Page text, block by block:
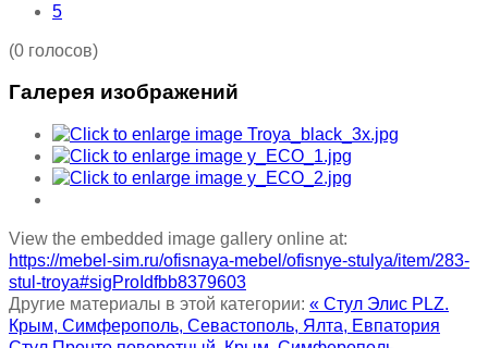
5
(0 голосов)
Галерея изображений
View the embedded image gallery online at:
https://mebel-sim.ru/ofisnaya-mebel/ofisnye-stulya/item/283-
stul-troya#sigProIdfbb8379603
Другие материалы в этой категории: « Стул Элис PLZ.
Крым, Симферополь, Севастополь, Ялта, Евпатория